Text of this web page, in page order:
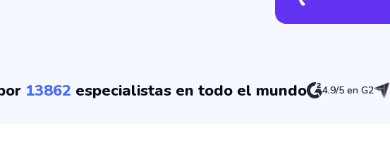
13862 especialistas en todo el mundo 4.9/5 en G2